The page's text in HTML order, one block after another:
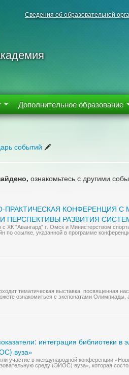
Сведения об образовательной
Дополнительное образование
событий
ознакомьтесь с другими
ПРАКТИЧЕСКАЯ КОНФЕРЕНЦИЯ
ПЕРСПЕКТИВЫ РАЗВИТИЯ
ХК "Авангард" г. Омск и Министерством
по ссылке, указанной в программе
тематическая выставка, посвященная
ознакомиться с экспонатами Олимпиады,
интеграция библиотеки
вуза»
участие в международной конференции
среду (ЭИОС) вуза», которая